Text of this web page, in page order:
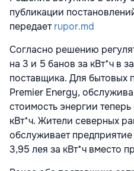
публикации
передаетrupor.md
Согласно решению
на 3 и 5 банов за кВт*ч в
поставщика. Для бытовых
Premier Energy,
стоимость энергии
кВт*ч. Жители северных
обслуживает предприятие
3,95 лея за кВт*ч вместо